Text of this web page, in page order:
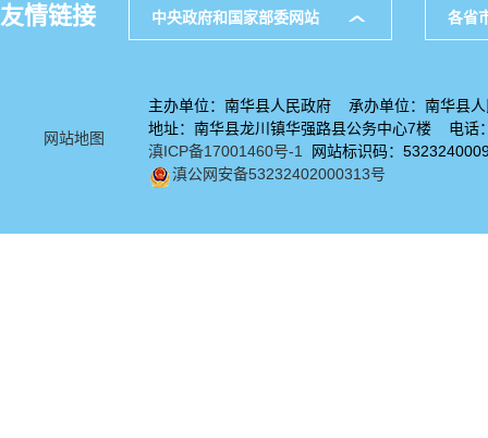
友情链接 中央政府和国家部委网站 各省
网站地图
主办单位：南华县人民政府 承办单位：南华县人
地址：南华县龙川镇华强路县公务中心7楼 电
滇ICP备17001460号-1
网站标识码：
滇公网安备53232402000313号